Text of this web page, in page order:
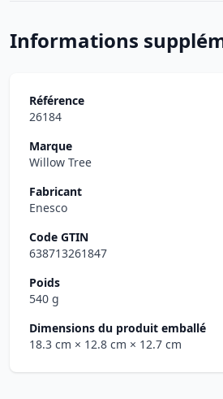
Informations
Référence
26184
Marque
Willow Tree
Fabricant
Enesco
Code GTIN
638713261847
Poids
540 g
Dimensions du produit emballé
18.3 cm × 12.8 cm × 12.7 cm